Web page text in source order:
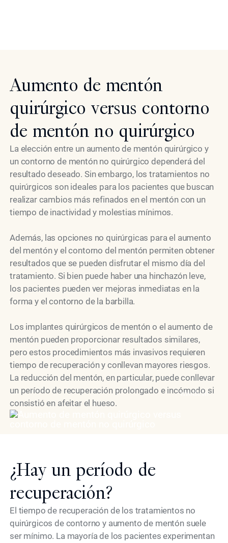
Aumento de mentón
quirúrgico versus contorno
de mentón no quirúrgico
La elección entre un aumento de mentón quirúrgico y
un contorno de mentón no quirúrgico dependerá del
resultado deseado. Sin embargo, los tratamientos no
quirúrgicos son ideales para los pacientes que buscan
realizar cambios más refinados en el mentón con un
tiempo de inactividad y molestias mínimos.
Además, las opciones no quirúrgicas para el aumento
del mentón y el contorno del mentón permiten obtener
resultados que se pueden disfrutar el mismo día del
tratamiento. Si bien puede haber una hinchazón leve,
los pacientes pueden ver mejoras inmediatas en la
forma y el contorno de la barbilla.
Los implantes quirúrgicos de mentón o el aumento de
mentón pueden proporcionar resultados similares,
pero estos procedimientos más invasivos requieren
tiempo de recuperación y conllevan mayores riesgos.
La reducción del mentón, en particular, puede conllevar
un período de recuperación prolongado e incómodo si
consistió en afeitar el hueso.
modelo
¿Hay un período de
recuperación?
El tiempo de recuperación de los tratamientos no
quirúrgicos de contorno y aumento de mentón suele
ser mínimo. La mayoría de los pacientes experimentan